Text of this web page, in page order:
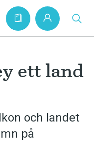
ett land
och landet
på